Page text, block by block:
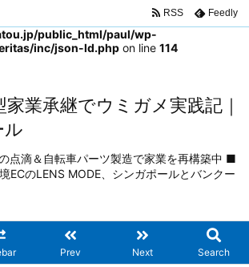
public_html/paul/wp-
inc/json-ld.php on line 114
業承継でウミガメ実践記｜
ル
点滴＆自転車パーツ製造で家業を再構築中 ■
ECのLENS MODE、シンガポールとバンクー
Prev Next Search
RSS Feedly